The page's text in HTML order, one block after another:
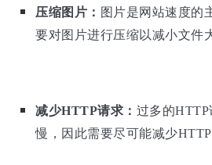
压缩图片： 图片是网站速度的
要对图片进行压缩以减小文件
减少HTTP请求： 过多的
慢，因此需要尽可能减少HTTP